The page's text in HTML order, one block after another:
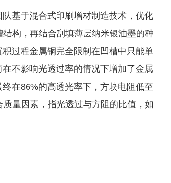
基于混合式印刷增材制造技术，优化
构，再结合刮填薄层纳米银油墨的种
过程金属铜完全限制在凹槽中只能单
不影响光透过率的情况下增加了金属
在86%的高透光率下，方块电阻低至
量因素，指光透过与方阻的比值，如